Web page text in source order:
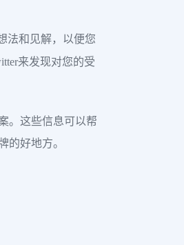
法和见解，以便您
来发现对您的受
。这些信息可以帮
好地方。